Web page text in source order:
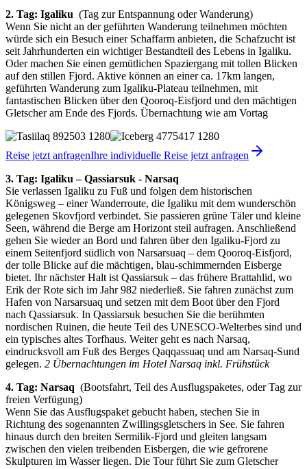
2. Tag: Igaliku (Tag zur Entspannung oder Wanderung)
Wenn Sie nicht an der geführten Wanderung teilnehmen möchten
würde sich ein Besuch einer Schaffarm anbieten, die Schafzucht ist
seit Jahrhunderten ein wichtiger Bestandteil des Lebens in Igaliku.
Oder machen Sie einen gemütlichen Spaziergang mit tollen Blicken
auf den stillen Fjord. Aktive können an einer ca. 17km langen,
geführten Wanderung zum Igaliku-Plateau teilnehmen, mit
fantastischen Blicken über den Qooroq-Eisfjord und den mächtigen
Gletscher am Ende des Fjords. Übernachtung wie am Vortag
Reise jetzt anfragenIhre individuelle Reise jetzt anfragen
3. Tag: Igaliku – Qassiarsuk - Narsaq
Sie verlassen Igaliku zu Fuß und folgen dem historischen
Königsweg – einer Wanderroute, die Igaliku mit dem wunderschön
gelegenen Skovfjord verbindet. Sie passieren grüne Täler und kleine
Seen, während die Berge am Horizont steil aufragen. Anschließend
gehen Sie wieder an Bord und fahren über den Igaliku-Fjord zu
einem Seitenfjord südlich von Narsarsuaq – dem Qooroq-Eisfjord,
der tolle Blicke auf die mächtigen, blau-schimmernden Eisberge
bietet. Ihr nächster Halt ist Qassiarsuk – das frühere Brattahlid, wo
Erik der Rote sich im Jahr 982 niederließ. Sie fahren zunächst zum
Hafen von Narsarsuaq und setzen mit dem Boot über den Fjord
nach Qassiarsuk. In Qassiarsuk besuchen Sie die berühmten
nordischen Ruinen, die heute Teil des UNESCO-Welterbes sind und
ein typisches altes Torfhaus. Weiter geht es nach Narsaq,
eindrucksvoll am Fuß des Berges Qaqqassuaq und am Narsaq-Sund
gelegen. 2 Übernachtungen im Hotel Narsaq inkl. Frühstück
4. Tag: Narsaq (Bootsfahrt, Teil des Ausflugspaketes, oder Tag zur
freien Verfügung)
Wenn Sie das Ausflugspaket gebucht haben, stechen Sie in
Richtung des sogenannten Zwillingsgletschers in See. Sie fahren
hinaus durch den breiten Sermilik-Fjord und gleiten langsam
zwischen den vielen treibenden Eisbergen, die wie gefrorene
Skulpturen im Wasser liegen. Die Tour führt Sie zum Gletscher